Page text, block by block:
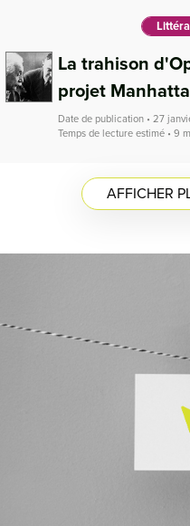
La trahison
projet
Date de publication • 27
Temps de lecture estimé • 9
AFFICHER